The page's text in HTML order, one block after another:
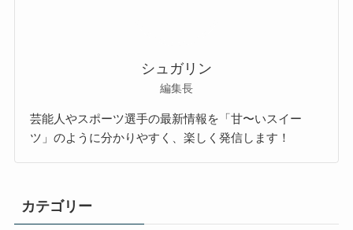
シュガリン
編集長
芸能人やスポーツ選手の最新情報を「甘〜いスイー
ツ」のように分かりやすく、楽しく発信します！
カテゴリー